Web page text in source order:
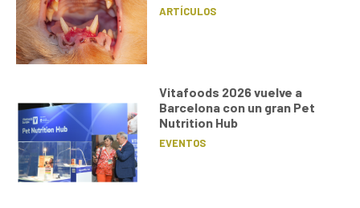
ARTÍCULOS
Vitafoods 2026 vuelve a
Barcelona con un gran Pet
Nutrition Hub
EVENTOS